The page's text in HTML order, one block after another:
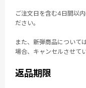
ご注文日を含む4日間以
ださい。
また、新弾商品について
場合、キャンセルさせて
返品期限